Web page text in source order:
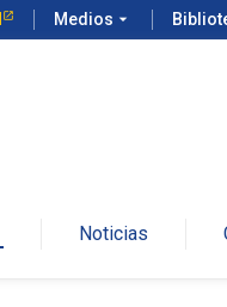
Medios arrow_drop_down
Noticias